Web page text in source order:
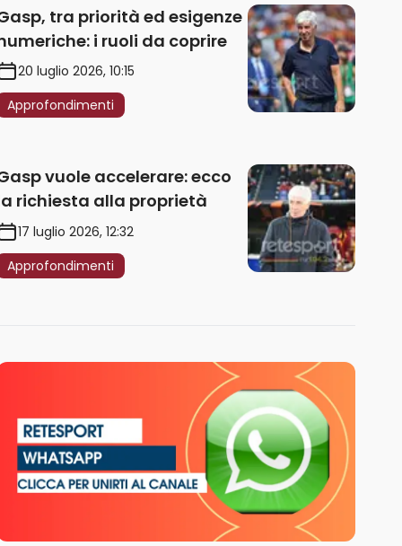
tra priorità ed esigenze
i ruoli da coprire
20 luglio 2026, 10:15
Approfondimenti
vuole accelerare: ecco
richiesta alla proprietà
17 luglio 2026, 12:32
Approfondimenti